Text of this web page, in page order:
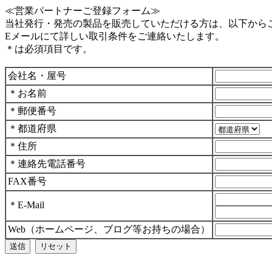
≪営業パートナーご登録フォーム≫
当社発行・発売の製品を販売していただける方は、以下から
Eメールにて詳しい取引条件をご連絡いたします。
＊は必須項目です。
会社名・屋号
＊お名前
＊郵便番号
＊都道府県
＊住所
＊連絡先電話番号
FAX番号
＊E-Mail
Web（ホームページ、ブログ等お持ちの場合）